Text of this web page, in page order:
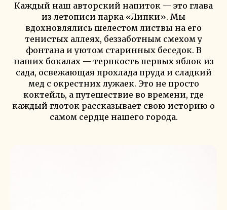
Каждый наш авторский напиток — это глава
из летописи парка «Липки». Мы
вдохновлялись шелестом листвы на его
тенистых аллеях, беззаботным смехом у
фонтана и уютом старинных беседок. В
наших бокалах — терпкость первых яблок из
сада, освежающая прохлада пруда и сладкий
мед с окрестних лужаек. Это не просто
коктейль, а путешествие во времени, где
каждый глоток рассказывает свою историю о
самом сердце нашего города.